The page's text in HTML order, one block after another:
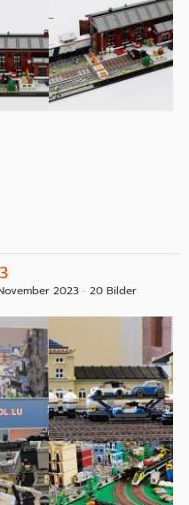
November 2023 20 Bilder